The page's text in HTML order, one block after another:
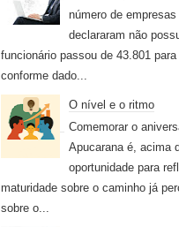
número de empresas
declararam não
funcionário passou de 43.801 para
conforme dado...
O nível e o ritmo
Comemorar o
Apucarana é, acima
oportunidade para
maturidade sobre o caminho já
sobre o...